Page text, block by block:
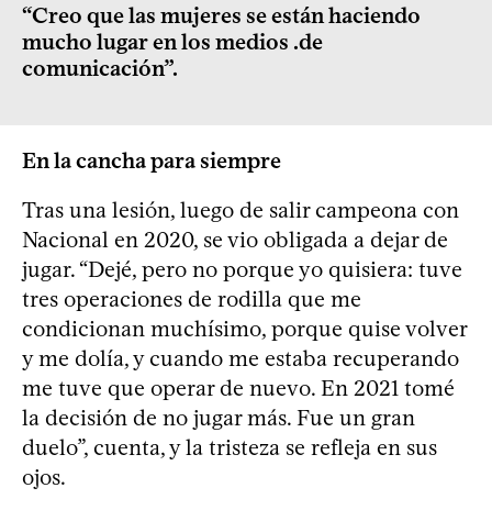
“Creo que las mujeres se están haciendo
mucho lugar en los medios .de
comunicación”.
En la cancha para siempre
Tras una lesión, luego de salir campeona con
Nacional en 2020, se vio obligada a dejar de
jugar. “Dejé, pero no porque yo quisiera: tuve
tres operaciones de rodilla que me
condicionan muchísimo, porque quise volver
y me dolía, y cuando me estaba recuperando
me tuve que operar de nuevo. En 2021 tomé
la decisión de no jugar más. Fue un gran
duelo”, cuenta, y la tristeza se refleja en sus
ojos.